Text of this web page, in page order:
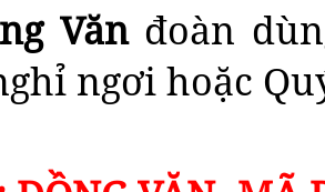
Vănđoàn
ngơi hoặc